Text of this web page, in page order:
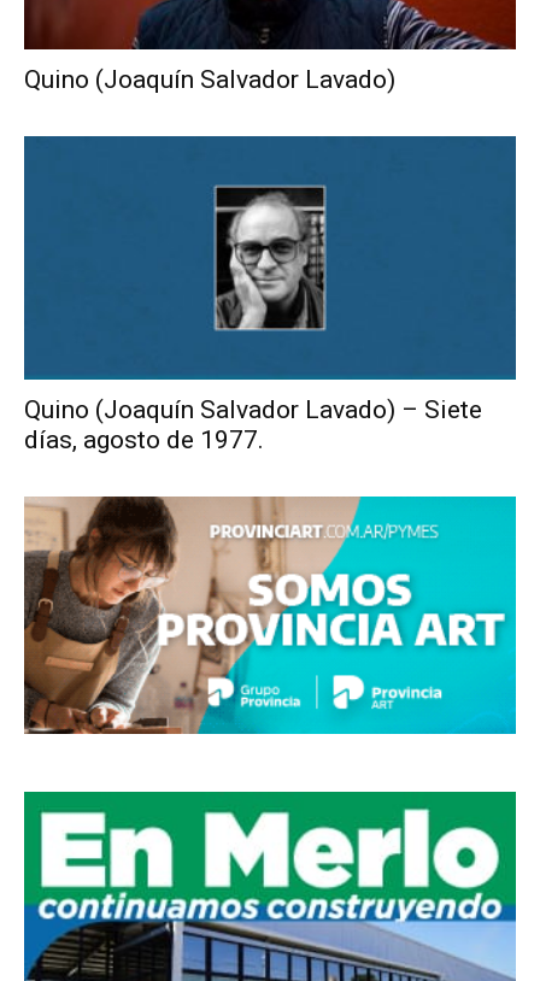
Quino (Joaquín Salvador Lavado)
Quino (Joaquín Salvador Lavado) – Siete
días, agosto de 1977.